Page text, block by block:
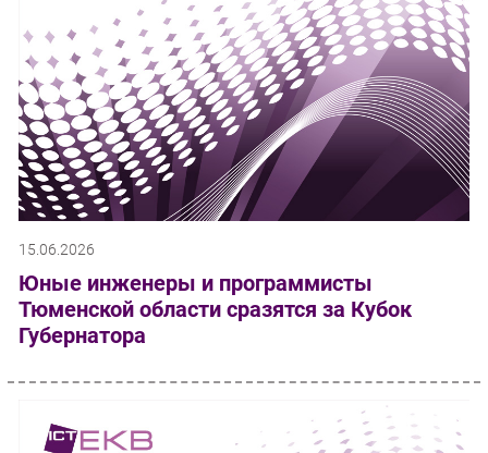
15.06.2026
Юные инженеры и программисты
Тюменской области сразятся за Кубок
Губернатора